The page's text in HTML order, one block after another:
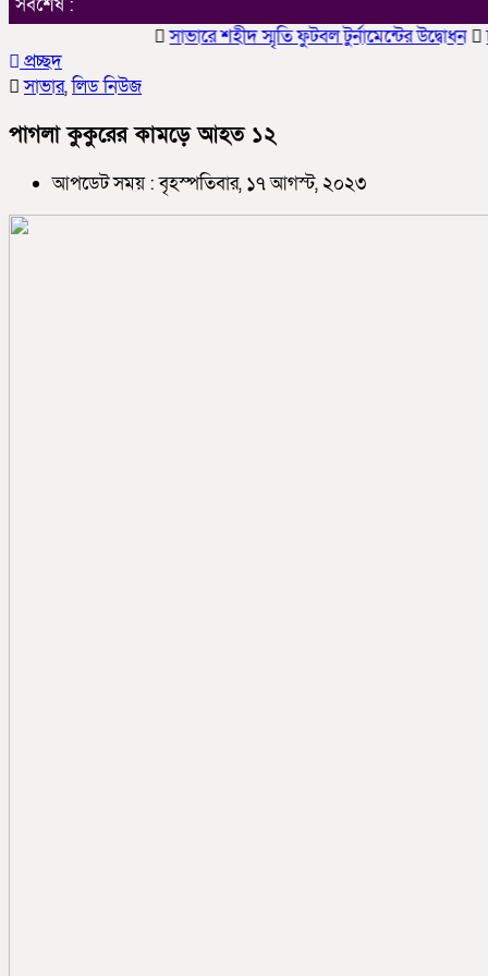
সাভারে শহীদ স্মৃতি ফুটবল টুর্নামেন্টের উদ্বোধন
প্রচ্ছদ
সাভার,লিড নিউজ
পাগলা কুকুরের কামড়ে আহত ১২
আপডেট সময় : বৃহস্পতিবার, ১৭ আগস্ট, ২০২৩